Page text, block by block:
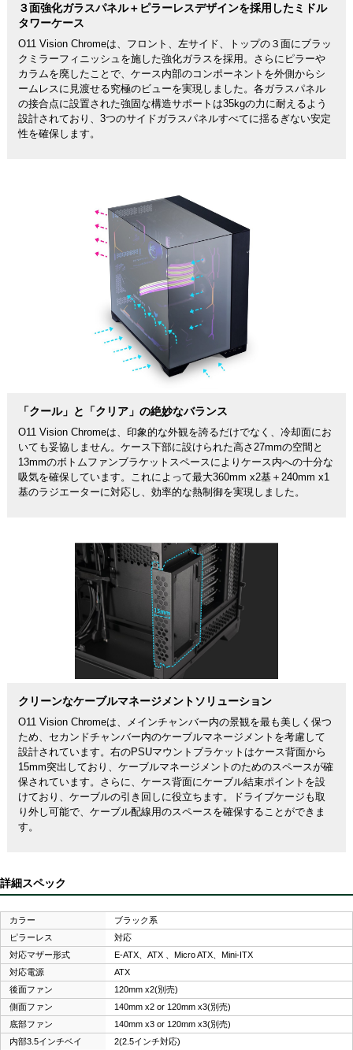
３面強化ガラスパネル＋ピラーレスデザインを採用したミドル
タワーケース
O11 Vision Chromeは、フロント、左サイド、トップの３面にブラッ
クミラーフィニッシュを施した強化ガラスを採用。さらにピラーや
カラムを廃したことで、ケース内部のコンポーネントを外側からシ
ームレスに見渡せる究極のビューを実現しました。各ガラスパネル
の接合点に設置された強固な構造サポートは35kgの力に耐えるよう
設計されており、3つのサイドガラスパネルすべてに揺るぎない安定
性を確保します。
「クール」と「クリア」の絶妙なバランス
O11 Vision Chromeは、印象的な外観を誇るだけでなく、冷却面にお
いても妥協しません。ケース下部に設けられた高さ27mmの空間と
13mmのボトムファンブラケットスペースによりケース内への十分な
吸気を確保しています。これによって最大360mm x2基＋240mm x1
基のラジエーターに対応し、効率的な熱制御を実現しました。
クリーンなケーブルマネージメントソリューション
O11 Vision Chromeは、メインチャンバー内の景観を最も美しく保つ
ため、セカンドチャンバー内のケーブルマネージメントを考慮して
設計されています。右のPSUマウントブラケットはケース背面から
15mm突出しており、ケーブルマネージメントのためのスペースが確
保されています。さらに、ケース背面にケーブル結束ポイントを設
けており、ケーブルの引き回しに役立ちます。ドライブケージも取
り外し可能で、ケーブル配線用のスペースを確保することができま
す。
詳細スペック
カラー
ブラック系
ピラーレス
対応
対応マザー形式
E-ATX、ATX 、Micro ATX、Mini-ITX
対応電源
ATX
後面ファン
120mm x2(別売)
側面ファン
140mm x2 or 120mm x3(別売)
底部ファン
140mm x3 or 120mm x3(別売)
内部3.5インチベイ
2(2.5インチ対応)